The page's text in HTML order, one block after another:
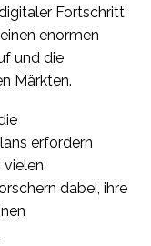
Fortschritt
enormen
und die
Märkten.
erfordern
vielen
dabei, ihre